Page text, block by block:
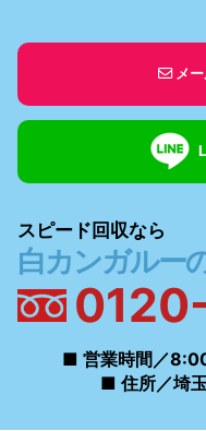
メー
スピード回収なら
白カンガルー
■ 営業時間／
■ 住所／埼